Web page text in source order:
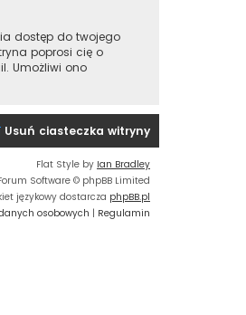
dostęp do twojego
poprosi cię o
Umożliwi ono
Usuń ciasteczka witryny
Flat Style by Ian Bradley
Software © phpBB Limited
językowy dostarcza phpBB.pl
osobowych | Regulamin